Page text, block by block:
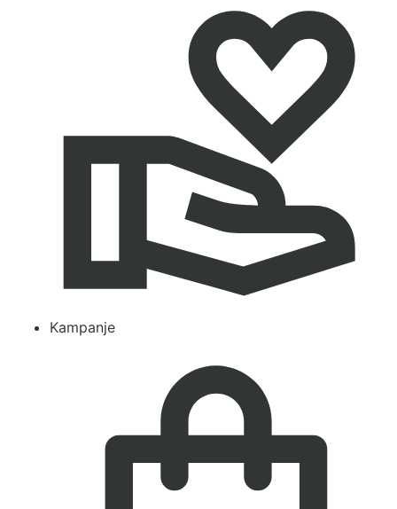
Kampanje